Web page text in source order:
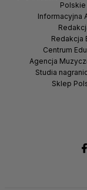
Polskie
Informacyjna
Redakcja
Centrum
Agencja
Studia
Sklep